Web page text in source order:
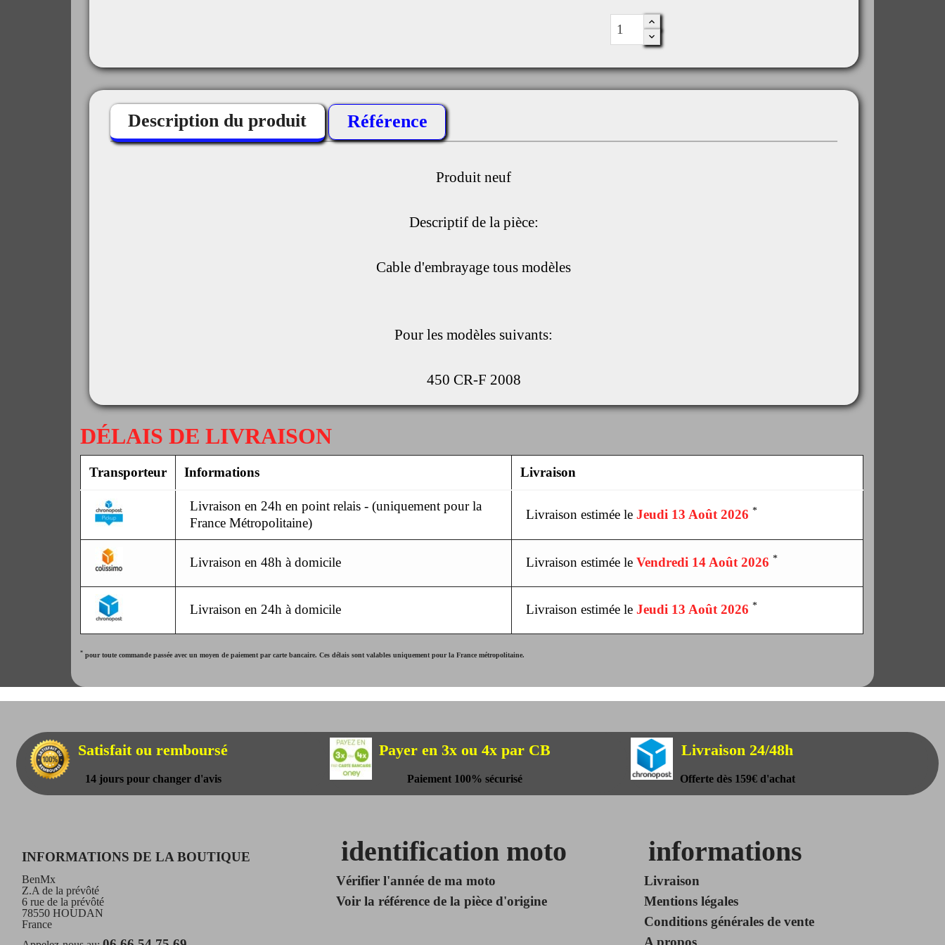
Description du produit Référence
Produit neuf
Descriptif de la pièce:
Cable d'embrayage tous modèles
Pour les modèles suivants:
450 CR-F 2008
DÉLAIS DE LIVRAISON
Transporteur Informations Livraison
Livraison en 24h en point relais - (uniquement pour la
France Métropolitaine)
Livraison estimée le Jeudi 13 Août 2026 *
Livraison en 48h à domicile Livraison estimée le Vendredi 14 Août 2026 *
Livraison en 24h à domicile Livraison estimée le Jeudi 13 Août 2026 *
*pour toute commande passée avec un moyen de paiement par carte bancaire. Ces délais sont valables uniquement pour la France métropolitaine.
Satisfait ou remboursé
14 jours pour changer d'avis
Payer en 3x ou 4x par CB
Paiement 100% sécurisé
Livraison 24/48h
Offerte dès 159€ d'achat
INFORMATIONS DE LA BOUTIQUE
BenMx
Z.A de la prévôté
6 rue de la prévôté
78550 HOUDAN
France
identification moto
Vérifier l'année de ma moto
Voir la référence de la pièce d'origine
informations
Livraison
Mentions légales
Conditions générales de vente
A propos